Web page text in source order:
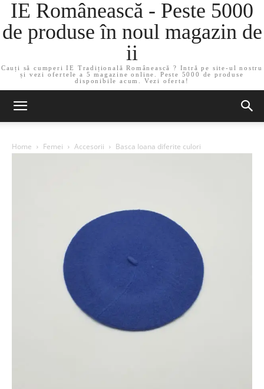
IE Românească - Peste 5000
de produse în noul magazin de
ii
Cauți să cumperi IE Tradițională Românească ? Intră pe site-ul nostru
și vezi ofertele a 5 magazine online. Peste 5000 de produse
disponibile acum. Vezi oferta!
Home Femei Accesorii Basca Ioana diferite culori